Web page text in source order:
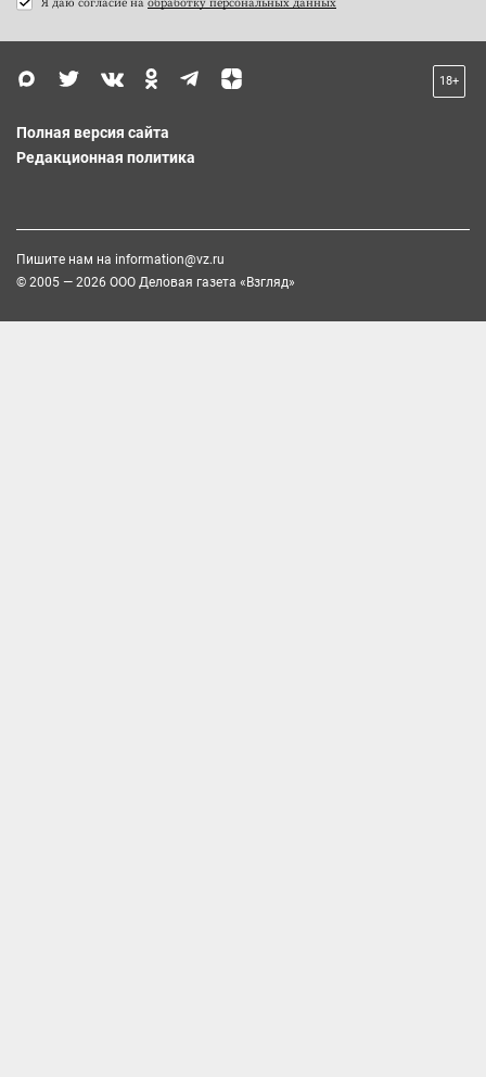
18+
Полная версия сайта
Редакционная политика
Пишите нам на information@vz.ru
© 2005 — 2026 ООО Деловая газета «Взгляд»